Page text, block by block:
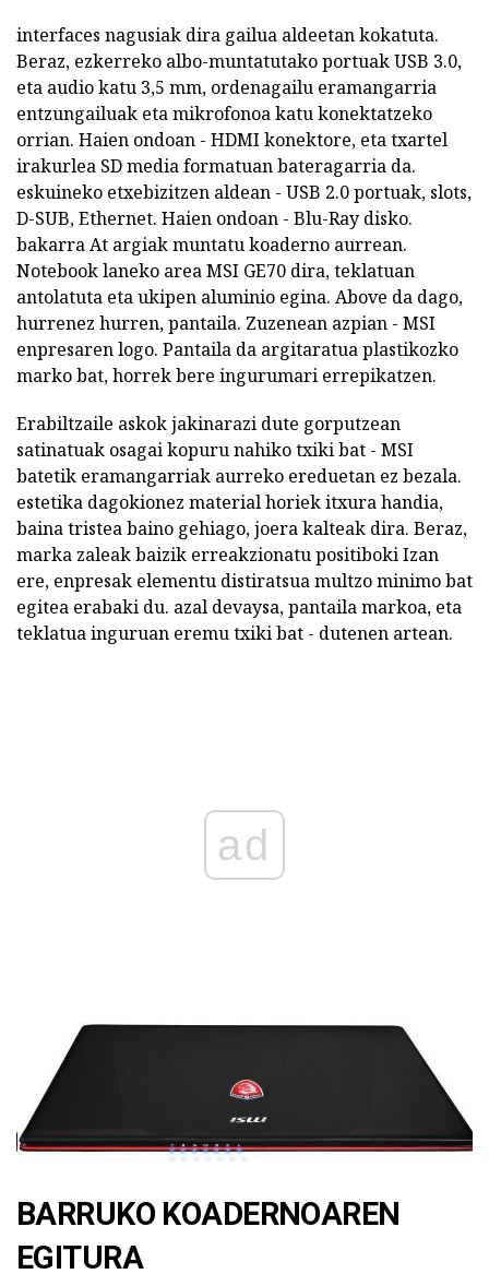
interfaces nagusiak dira gailua aldeetan kokatuta.
Beraz, ezkerreko albo-muntatutako portuak USB 3.0,
eta audio katu 3,5 mm, ordenagailu eramangarria
entzungailuak eta mikrofonoa katu konektatzeko
orrian. Haien ondoan - HDMI konektore, eta txartel
irakurlea SD media formatuan bateragarria da.
eskuineko etxebizitzen aldean - USB 2.0 portuak, slots,
D-SUB, Ethernet. Haien ondoan - Blu-Ray disko.
bakarra At argiak muntatu koaderno aurrean.
Notebook laneko area MSI GE70 dira, teklatuan
antolatuta eta ukipen aluminio egina. Above da dago,
hurrenez hurren, pantaila. Zuzenean azpian - MSI
enpresaren logo. Pantaila da argitaratua plastikozko
marko bat, horrek bere ingurumari errepikatzen.
Erabiltzaile askok jakinarazi dute gorputzean
satinatuak osagai kopuru nahiko txiki bat - MSI
batetik eramangarriak aurreko ereduetan ez bezala.
estetika dagokionez material horiek itxura handia,
baina tristea baino gehiago, joera kalteak dira. Beraz,
marka zaleak baizik erreakzionatu positiboki Izan
ere, enpresak elementu distiratsua multzo minimo bat
egitea erabaki du. azal devaysa, pantaila markoa, eta
teklatua inguruan eremu txiki bat - dutenen artean.
ad
BARRUKO KOADERNOAREN
EGITURA